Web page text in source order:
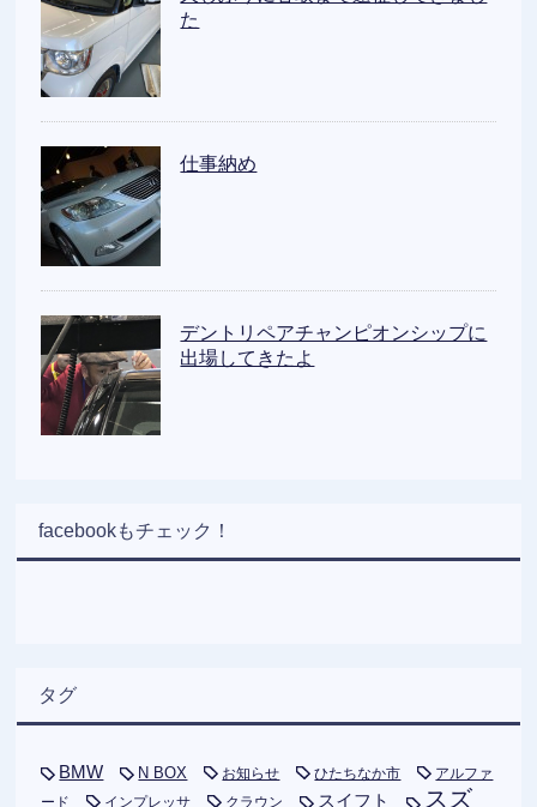
た
仕事納め
デントリペアチャンピオンシップに
出場してきたよ
facebookもチェック！
タグ
BMW N BOX お知らせ ひたちなか市
アルファ
ード
インプレッサ クラウン スイフト スズ